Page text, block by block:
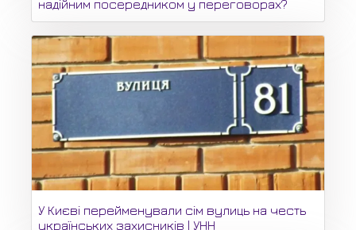
надійним посередником у переговорах?
У Києві перейменували сім вулиць на честь
українських захисників | УНН